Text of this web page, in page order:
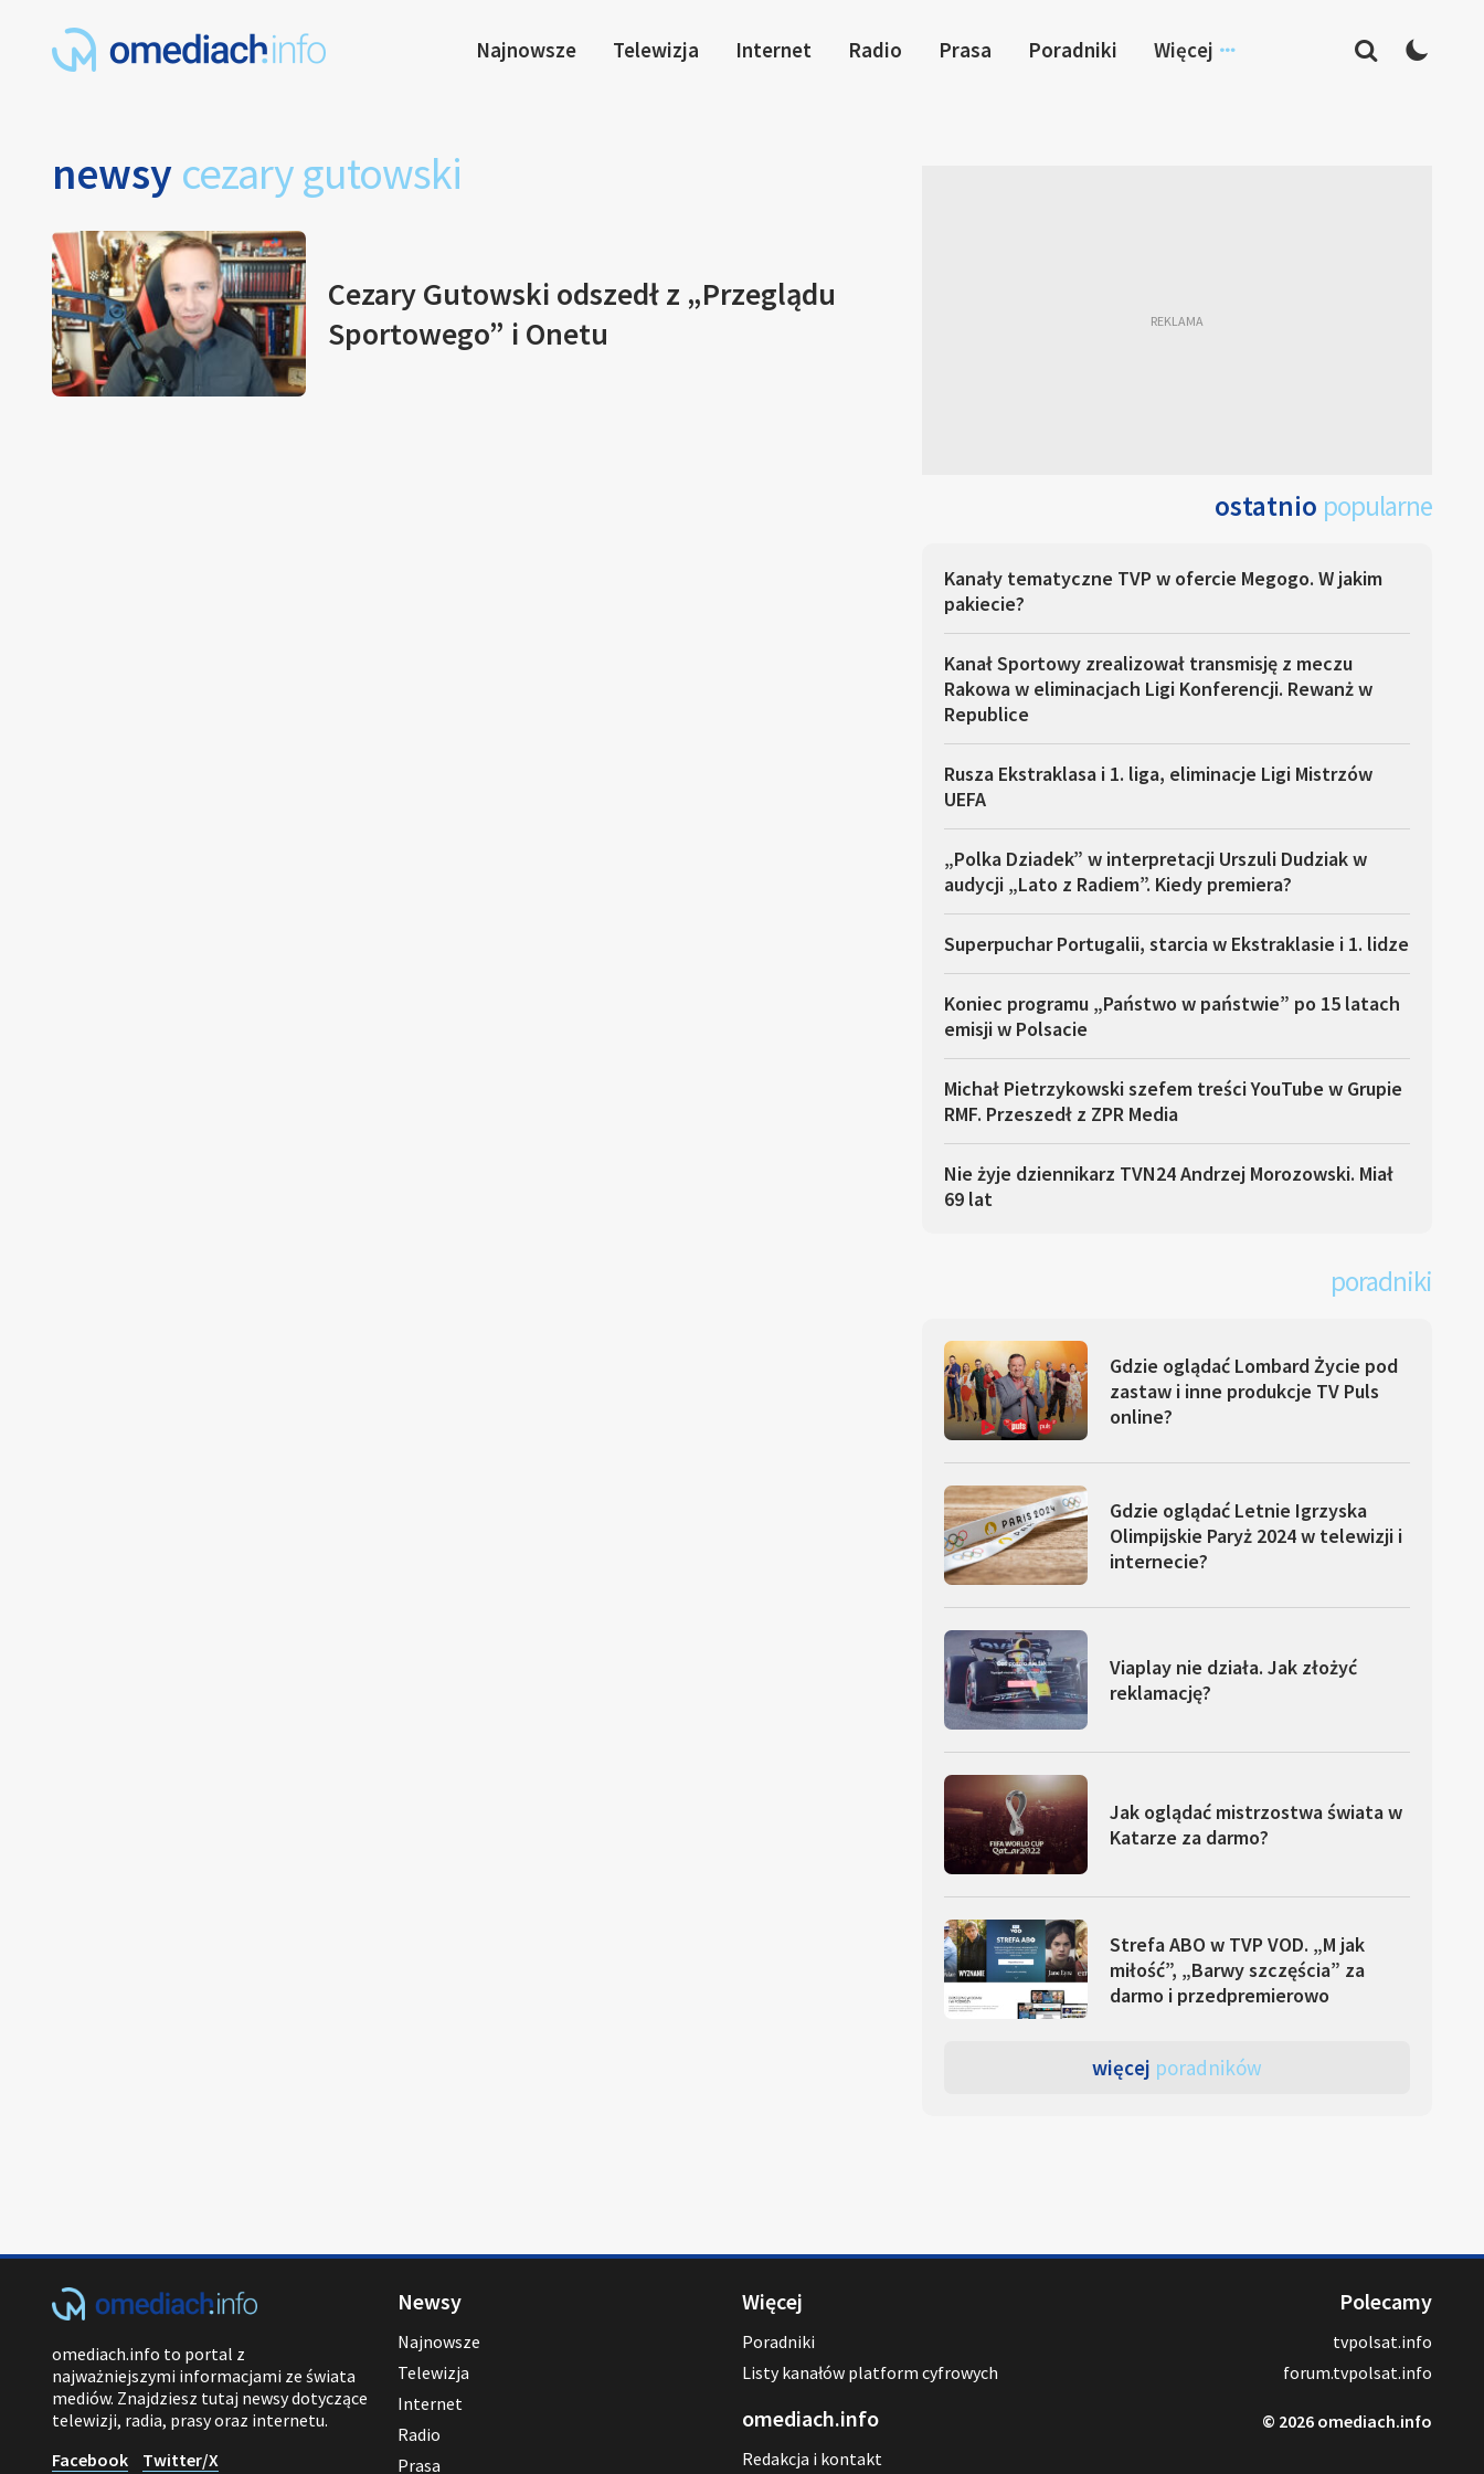
Najnowsze Telewizja Internet Radio Prasa Poradniki Więcej
newsy cezary gutowski
Cezary Gutowski odszedł z „Przeglądu
Sportowego” i Onetu
ostatnio popularne
Kanały tematyczne TVP w ofercie Megogo. W jakim
pakiecie?
Kanał Sportowy zrealizował transmisję z meczu
Rakowa w eliminacjach Ligi Konferencji. Rewanż w
Republice
Rusza Ekstraklasa i 1. liga, eliminacje Ligi Mistrzów
UEFA
„Polka Dziadek” w interpretacji Urszuli Dudziak w
audycji „Lato z Radiem”. Kiedy premiera?
Superpuchar Portugalii, starcia w Ekstraklasie i 1. lidze
Koniec programu „Państwo w państwie” po 15 latach
emisji w Polsacie
Michał Pietrzykowski szefem treści YouTube w Grupie
RMF. Przeszedł z ZPR Media
Nie żyje dziennikarz TVN24 Andrzej Morozowski. Miał
69 lat
poradniki
Gdzie oglądać Lombard Życie pod
zastaw i inne produkcje TV Puls
online?
Gdzie oglądać Letnie Igrzyska
Olimpijskie Paryż 2024 w telewizji i
internecie?
Viaplay nie działa. Jak złożyć
reklamację?
Jak oglądać mistrzostwa świata w
Katarze za darmo?
Strefa ABO w TVP VOD. „M jak
miłość”, „Barwy szczęścia” za
darmo i przedpremierowo
więcej poradników
omediach.info to portal z
najważniejszymi informacjami ze świata
mediów. Znajdziesz tutaj newsy dotyczące
telewizji, radia, prasy oraz internetu.
Facebook
Twitter/X
Newsy
Najnowsze
Telewizja
Internet
Radio
Prasa
Więcej
Poradniki
Listy kanałów platform cyfrowych
omediach.info
Redakcja i kontakt
Polecamy
tvpolsat.info
forum.tvpolsat.info
© 2026 omediach.info